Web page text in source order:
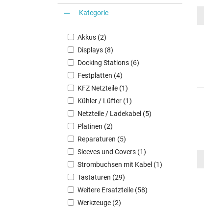
Kategorie
Akkus (2)
Displays (8)
Docking Stations (6)
Festplatten (4)
KFZ Netzteile (1)
Kühler / Lüfter (1)
Netzteile / Ladekabel (5)
Platinen (2)
Reparaturen (5)
Sleeves und Covers (1)
Strombuchsen mit Kabel (1)
Tastaturen (29)
Weitere Ersatzteile (58)
Werkzeuge (2)